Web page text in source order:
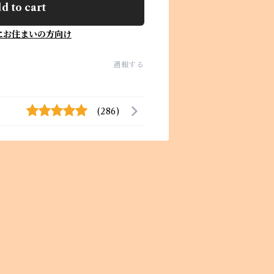
to cart
お住まいの方向け
通報する
(286)